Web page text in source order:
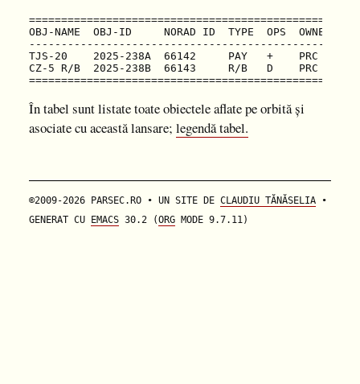
OBJ-NAME  OBJ-ID     NORAD ID  TYPE  OPS  OWNER
TJS-20    2025-238A  66142     PAY   +    PRC
CZ-5 R/B  2025-238B  66143     R/B   D    PRC
În tabel sunt listate toate obiectele aflate pe orbită și
asociate cu această lansare; legendă tabel.
©2009-2026 PARSEC.RO • UN SITE DE CLAUDIU TĂNĂSELIA•
GENERAT CU
EMACS30.2 (ORGMODE 9.7.11)